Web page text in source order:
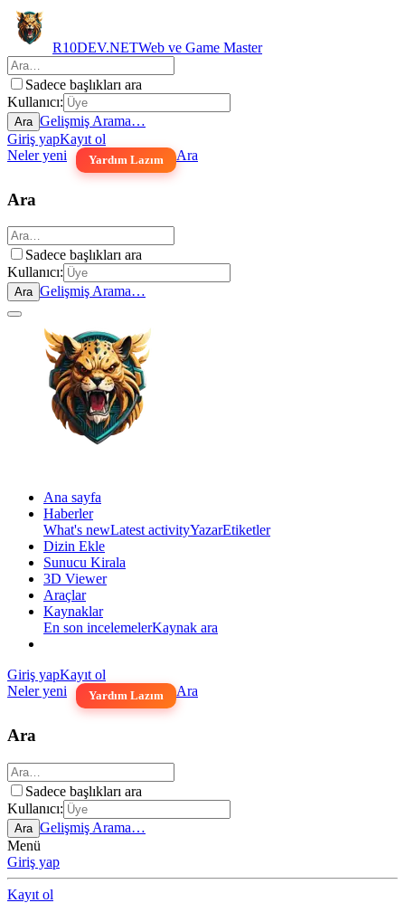
R10DEV.NETWeb ve Game Master
Sadece başlıkları ara
Kullanıcı:
Ara Gelişmiş Arama…
Giriş yapKayıt ol
Neler yeni
Yardım Lazım Ara
Ara
Sadece başlıkları ara
Kullanıcı:
Ara Gelişmiş Arama…
Ana sayfa
Haberler
What's newLatest activityYazarEtiketler
Dizin Ekle
Sunucu Kirala
3D Viewer
Araçlar
Kaynaklar
En son incelemelerKaynak ara
Giriş yapKayıt ol
Neler yeni
Yardım Lazım Ara
Ara
Sadece başlıkları ara
Kullanıcı:
Ara Gelişmiş Arama…
Menü
Giriş yap
Kayıt ol